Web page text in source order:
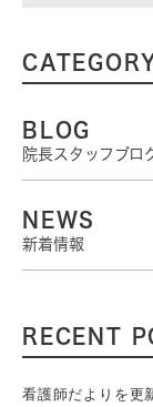
BLOG
院長スタッフブロ
NEWS
新着情報
RECENT
看護師だよりを更